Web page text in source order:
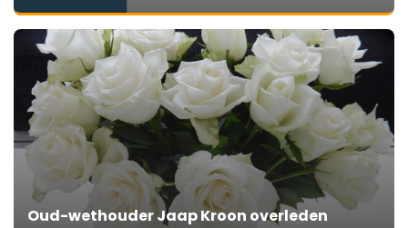
Oud-wethouder Jaap Kroon overleden